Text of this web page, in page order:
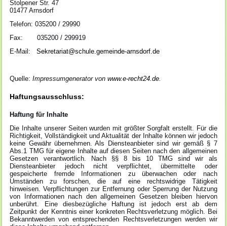
Stolpener Str. 47
01477 Arnsdorf
Telefon: 035200 / 29990
Fax: 035200 / 299919
E-Mail:Sekretariat@schule.gemeinde-arnsdorf.de
Quelle:Impressumgenerator vonwww.e-recht24.de.
Haftungsausschluss:
Haftung für Inhalte
Die Inhalte unserer Seiten wurden mit größter Sorgfalt erstellt. Für die
Richtigkeit, Vollständigkeit und Aktualität der Inhalte können wir jedoch
keine Gewähr übernehmen. Als Diensteanbieter sind wir gemäß § 7
Abs.1 TMG für eigene Inhalte auf diesen Seiten nach den allgemeinen
Gesetzen verantwortlich. Nach §§ 8 bis 10 TMG sind wir als
Diensteanbieter jedoch nicht verpflichtet, übermittelte oder
gespeicherte fremde Informationen zu überwachen oder nach
Umständen zu forschen, die auf eine rechtswidrige Tätigkeit
hinweisen. Verpflichtungen zur Entfernung oder Sperrung der Nutzung
von Informationen nach den allgemeinen Gesetzen bleiben hiervon
unberührt. Eine diesbezügliche Haftung ist jedoch erst ab dem
Zeitpunkt der Kenntnis einer konkreten Rechtsverletzung möglich. Bei
Bekanntwerden von entsprechenden Rechtsverletzungen werden wir